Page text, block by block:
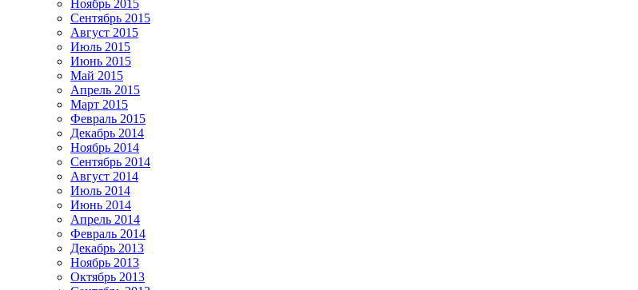
Ноябрь 2015
Сентябрь 2015
Август 2015
Июль 2015
Июнь 2015
Май 2015
Апрель 2015
Март 2015
Февраль 2015
Декабрь 2014
Ноябрь 2014
Сентябрь 2014
Август 2014
Июль 2014
Июнь 2014
Апрель 2014
Февраль 2014
Декабрь 2013
Ноябрь 2013
Октябрь 2013